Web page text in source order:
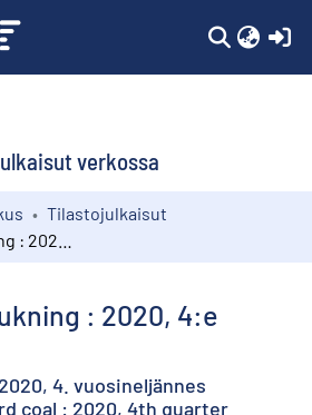
verkossa
Tilastojulkaisut
: 2020, 4:e
4. vuosineljännes
coal : 2020, 4th quarter